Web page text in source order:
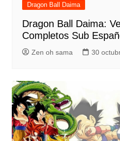
Dragon Ball Daima
Dragon Ball Daima:
Completos Sub
Zen oh sama 30